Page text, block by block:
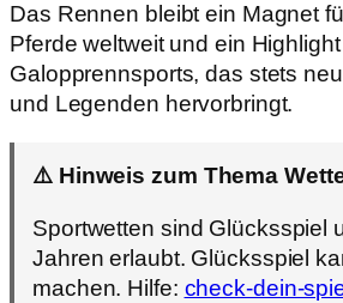
Das Rennen bleibt ein Magnet
Pferde weltweit und ein
Galopprennsports, das stets
und Legenden hervorbringt.
⚠️ Hinweis zum Thema
Sportwetten sind Glücksspiel
Jahren erlaubt. Glücksspiel
machen. Hilfe: check-dein-